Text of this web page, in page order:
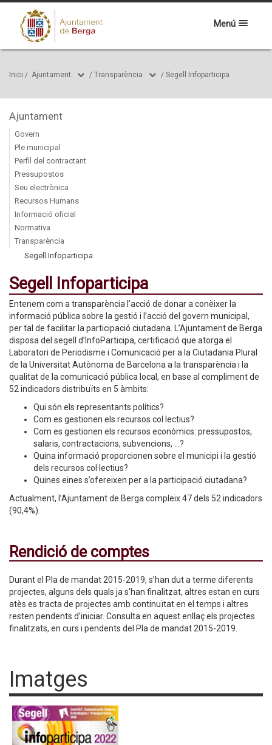
Menú
Inici / Ajuntament / Transparència / Segell Infoparticipa
Ajuntament
Govern
Ple municipal
Perfil del contractant
Pressupostos
Seu electrònica
Recursos Humans
Informació oficial
Normativa
Transparència
Segell Infoparticipa
Segell Infoparticipa
Entenem com a transparència l’acció de donar a conèixer la
informació pública sobre la gestió i l’acció del govern municipal,
per tal de facilitar la participació ciutadana. L’Ajuntament de Berga
disposa del segell d’InfoParticipa, certificació que atorga el
Laboratori de Periodisme i Comunicació per a la Ciutadania Plural
de la Universitat Autònoma de Barcelona a la transparència i la
qualitat de la comunicació pública local, en base al compliment de
52 indicadors distribuïts en 5 àmbits:
Qui són els representants polítics?
Com es gestionen els recursos col·lectius?
Com es gestionen els recursos econòmics: pressupostos,
salaris, contractacions, subvencions, ...?
Quina informació proporcionen sobre el municipi i la gestió
dels recursos col·lectius?
Quines eines s’ofereixen per a la participació ciutadana?
Actualment, l’Ajuntament de Berga compleix 47 dels 52 indicadors
(90,4%).
Rendició de comptes
Durant el Pla de mandat 2015-2019, s’han dut a terme diferents
projectes, alguns dels quals ja s’han finalitzat, altres estan en curs
atès es tracta de projectes amb continuïtat en el temps i altres
resten pendents d’iniciar. Consulta en aquest enllaç els projectes
finalitzats, en curs i pendents del Pla de mandat 2015-2019.
Imatges